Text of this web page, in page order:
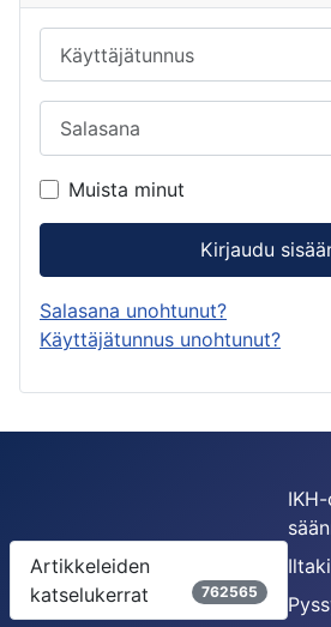
Muista minut
Kirjaudu
Salasana unohtunut?
Käyttäjätunnus unohtunut?
Artikkeleiden
katselukerrat
762565